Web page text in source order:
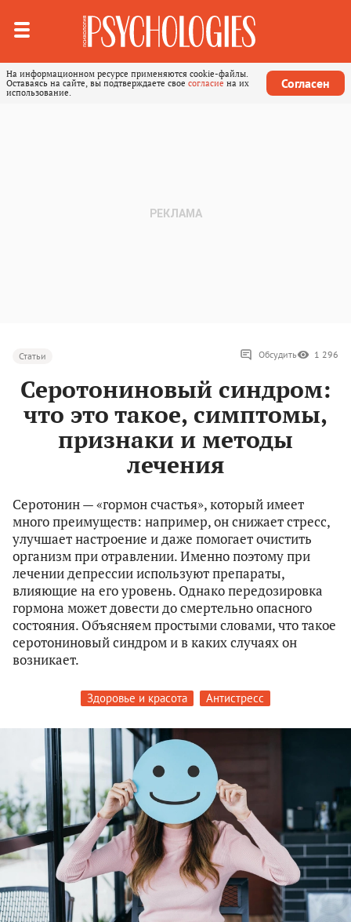
На информационном ресурсе применяются cookie-файлы.
Оставаясь на сайте, вы подтверждаете свое согласие на их
использование.
Согласен
Статьи Обсудить 1 296
Серотониновый синдром:
что это такое, симптомы,
признаки и методы
лечения
Серотонин — «гормон счастья», который имеет
много преимуществ: например, он снижает стресс,
улучшает настроение и даже помогает очистить
организм при отравлении. Именно поэтому при
лечении депрессии используют препараты,
влияющие на его уровень. Однако передозировка
гормона может довести до смертельно опасного
состояния. Объясняем простыми словами, что такое
серотониновый синдром и в каких случаях он
возникает.
Здоровье и красота Антистресс